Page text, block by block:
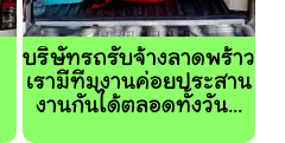
บริษัทรถรับจ้างลาดพร้าว
เรามีทีมงานค่อยประสาน
งานกันได้ตลอดทั้งวัน...